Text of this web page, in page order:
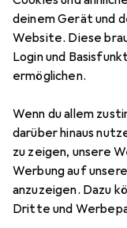
deinem Gerät und
Website. Diese
Login und
ermöglichen.
Wenn du allem
darüber hinaus
zu zeigen, unsere
Werbung auf
anzuzeigen. Dazu
Dritte und
Produkte Forum